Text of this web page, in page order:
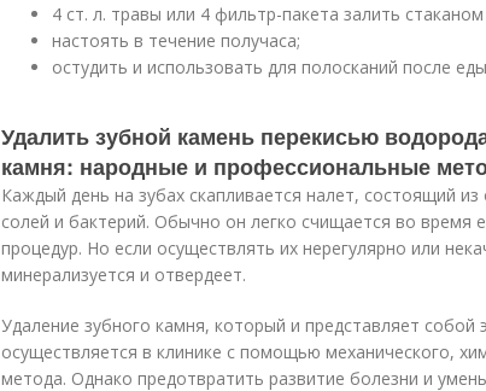
4 ст. л. травы или 4 фильтр-пакета залить стаканом
настоять в течение получаса;
остудить и использовать для полосканий после
Удалить зубной камень перекисью
камня: народные и профессиональные
Каждый день на зубах скапливается налет, состоящий
солей и бактерий. Обычно он легко счищается во время
процедур. Но если осуществлять их нерегулярно или
минерализуется и отвердеет.
Удаление зубного камня, который и представляет
осуществляется в клинике с помощью механического,
метода. Однако предотвратить развитие болезни и